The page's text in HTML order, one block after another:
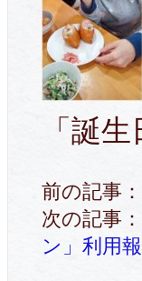
「誕
前の記事
次の記事
ン」利用